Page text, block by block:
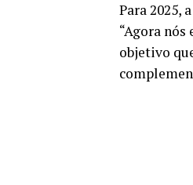
Para 2025,
“Agora
objetivo